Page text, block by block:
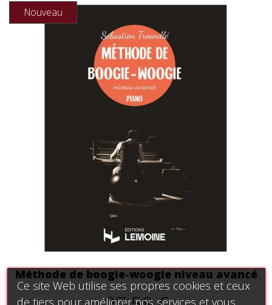
Nouveau
Méthode de boogie-woogie niveau avancé
Ce site Web utilise ses propres cookies et ceux
de tiers pour améliorer nos services et vous